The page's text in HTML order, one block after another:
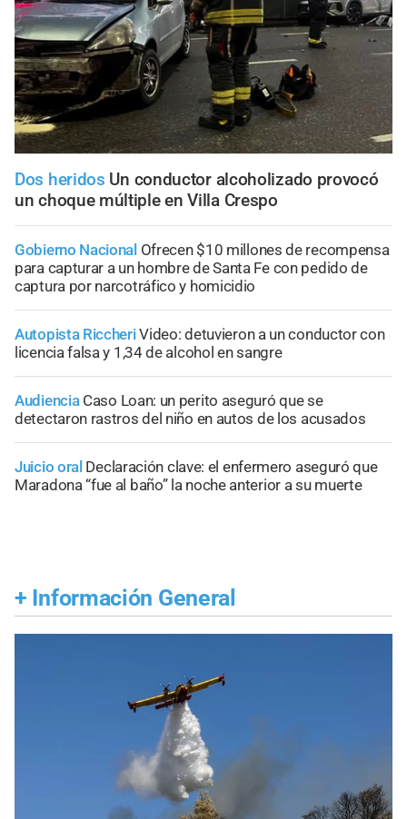
Dos heridos Un conductor alcoholizado provocó
un choque múltiple en Villa Crespo
Gobierno Nacional Ofrecen $10 millones de recompensa
para capturar a un hombre de Santa Fe con pedido de
captura por narcotráfico y homicidio
Autopista RiccheriVideo: detuvieron a un conductor con
licencia falsa y 1,34 de alcohol en sangre
Audiencia Caso Loan: un perito aseguró que se
detectaron rastros del niño en autos de los acusados
Juicio oral Declaración clave: el enfermero aseguró que
Maradona “fue al baño” la noche anterior a su muerte
+ Información General